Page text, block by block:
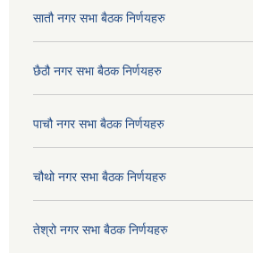
सातौ नगर सभा बैठक निर्णयहरु
छैठौ नगर सभा बैठक निर्णयहरु
पाचौ नगर सभा बैठक निर्णयहरु
चौथो नगर सभा बैठक निर्णयहरु
तेश्रो नगर सभा बैठक निर्णयहरु